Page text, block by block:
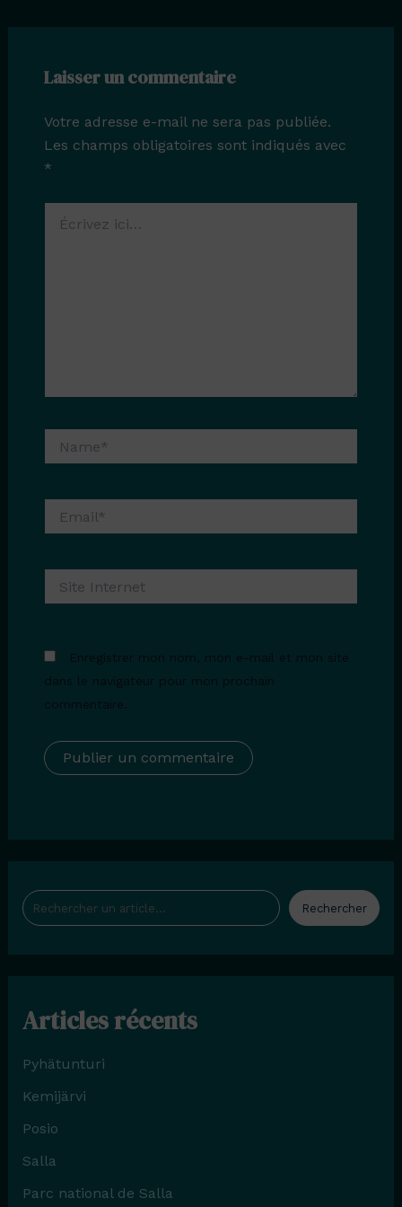
Laisser un commentaire
Votre adresse e-mail ne sera pas publiée.
Les champs obligatoires sont indiqués avec
*
ici…
Internet
Rechercher
Rechercher
Articles récents
Pyhätunturi
Kemijärvi
Posio
Salla
Parc national de Salla